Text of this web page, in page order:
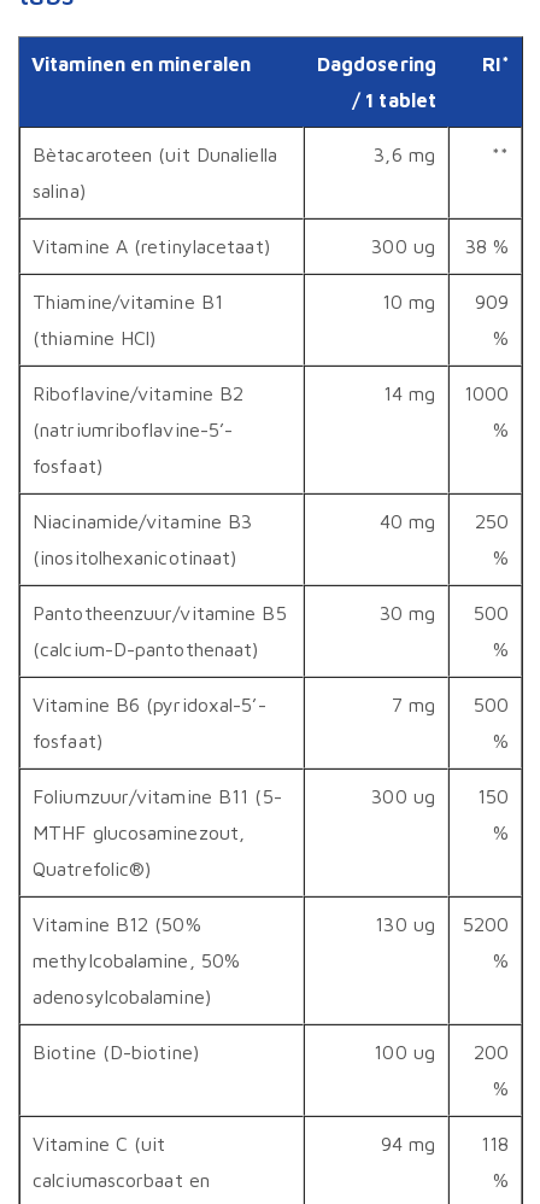
Vitaminen en mineralen
Dagdosering
/ 1 tablet
RI*
Bètacaroteen (uit Dunaliella
salina)
3,6 mg **
Vitamine A (retinylacetaat) 300 ug 38 %
Thiamine/vitamine B1
(thiamine HCl)
10 mg
909
%
Riboflavine/vitamine B2
(natriumriboflavine-5’-
fosfaat)
14 mg
1000
%
Niacinamide/vitamine B3
(inositolhexanicotinaat)
40 mg
250
%
Pantotheenzuur/vitamine B5
(calcium-D-pantothenaat)
30 mg
500
%
Vitamine B6 (pyridoxal-5’-
fosfaat)
7 mg
500
%
Foliumzuur/vitamine B11 (5-
MTHF glucosaminezout,
Quatrefolic®)
300 ug
150
%
Vitamine B12 (50%
methylcobalamine, 50%
adenosylcobalamine)
130 ug
5200
%
Biotine (D-biotine) 100 ug
200
%
Vitamine C (uit
calciumascorbaat en
94 mg
118
%